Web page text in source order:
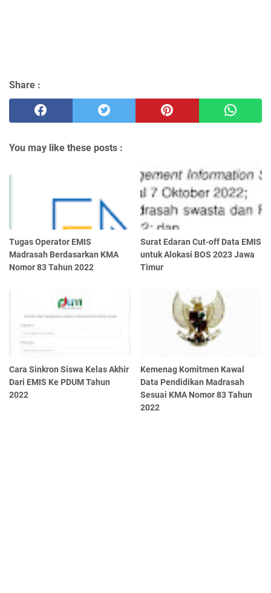
Share :
You may like these posts :
Tugas Operator EMIS
Madrasah Berdasarkan KMA
Nomor 83 Tahun 2022
Surat Edaran Cut-off Data EMIS
untuk Alokasi BOS 2023 Jawa
Timur
Cara Sinkron Siswa Kelas Akhir
Dari EMIS Ke PDUM Tahun
2022
Kemenag Komitmen Kawal
Data Pendidikan Madrasah
Sesuai KMA Nomor 83 Tahun
2022